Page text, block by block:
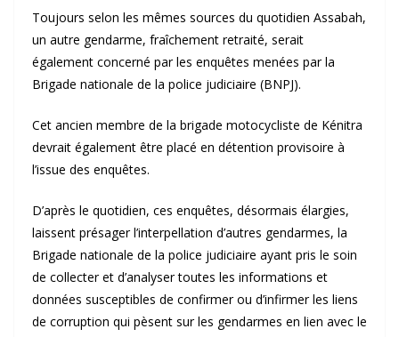
Toujours selon les mêmes sources du quotidien Assabah,
un autre gendarme, fraîchement retraité, serait
également concerné par les enquêtes menées par la
Brigade nationale de la police judiciaire (BNPJ).
Cet ancien membre de la brigade motocycliste de Kénitra
devrait également être placé en détention provisoire à
l’issue des enquêtes.
D’après le quotidien, ces enquêtes, désormais élargies,
laissent présager l’interpellation d’autres gendarmes, la
Brigade nationale de la police judiciaire ayant pris le soin
de collecter et d’analyser toutes les informations et
données susceptibles de confirmer ou d’infirmer les liens
de corruption qui pèsent sur les gendarmes en lien avec le